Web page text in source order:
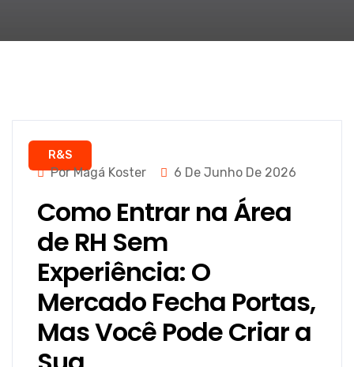
R&S
Por Magá Koster 6 De Junho De 2026
Como Entrar na Área
de RH Sem
Experiência: O
Mercado Fecha Portas,
Mas Você Pode Criar a